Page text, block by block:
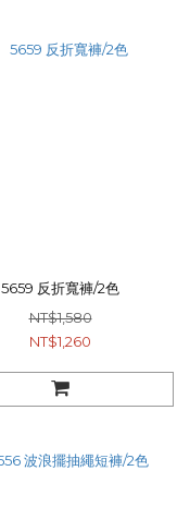
5659 反折寬褲/2色
NT$1,580
NT$1,260